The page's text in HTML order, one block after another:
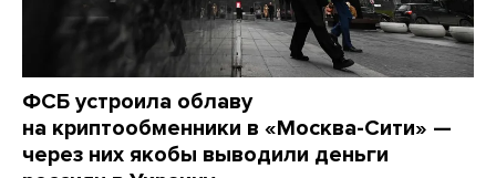
ФСБ устроила облаву
на криптообменники в «Москва-Сити» —
через них якобы выводили деньги